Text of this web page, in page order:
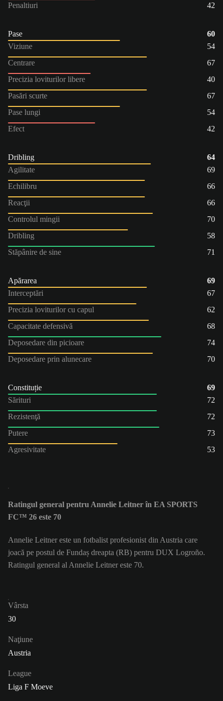
Penaltiuri
42
Pase
60
Viziune
54
Centrare
67
Precizia loviturilor libere
40
Pasări scurte
67
Pase lungi
54
Efect
42
Dribling
64
Agilitate
69
Echilibru
66
Reacţii
66
Controlul mingii
70
Dribling
58
Stăpânire de sine
71
Apărarea
69
Interceptări
67
Precizia loviturilor cu capul
62
Capacitate defensivă
68
Deposedare din picioare
74
Deposedare prin alunecare
70
Constituție
69
Sărituri
72
Rezistenţă
72
Putere
73
Agresivitate
53
Ratingul general pentru Annelie Leitner în EA SPORTS
FC™ 26 este 70
Annelie Leitner este un fotbalist profesionist din Austria care
joacă pe postul de Fundaș dreapta (RB) pentru DUX Logroño.
Ratingul general al Annelie Leitner este 70.
Vârsta
30
Naţiune
Austria
League
Liga F Moeve